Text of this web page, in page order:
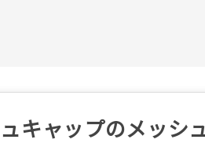
キャップのメッシ